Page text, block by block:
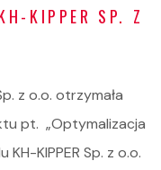
KIPPER SP. Z
z o.o. otrzymała
pt. „Optymalizacja
KIPPER Sp. z o.o.